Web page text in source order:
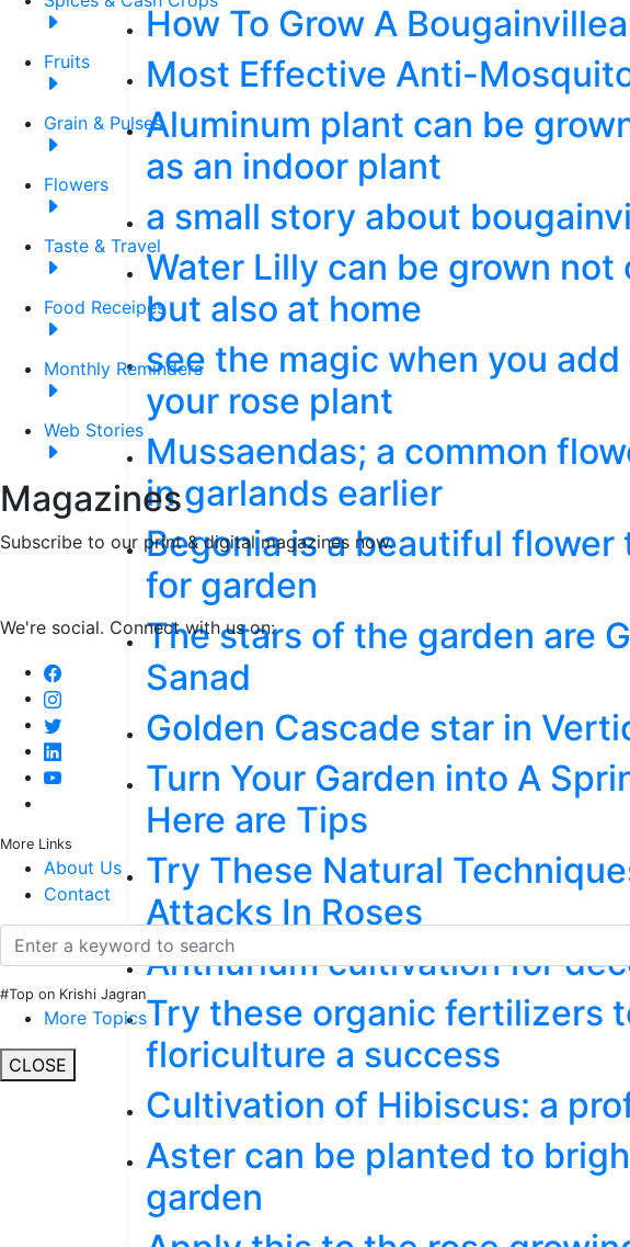
Fruits
Grain & Pulses
Flowers
Taste & Travel
Food Receipes
Monthly Reminders
Web Stories
Magazines
Subscribe to our print & digital magazines now.
We're social. Connect with us on:
More Links
About Us
Contact
#Top on Krishi Jagran
More Topics
CLOSE
How To Grow A
Most Effective Anti-
Aluminum plant can be
as an indoor plant
a small story about
Water Lilly can be grown not
but also at home
see the magic when you
your rose plant
Mussaendas; a common
in garlands earlier
Begonia is a beautiful
for garden
The stars of the garden are
Sanad
Golden Cascade star in
Turn Your Garden into A
Here are Tips
Try These Natural
Attacks In Roses
Anthurium cultivation for
Try these organic fertilizers
floriculture a success
Cultivation of Hibiscus: a
Aster can be planted to
garden